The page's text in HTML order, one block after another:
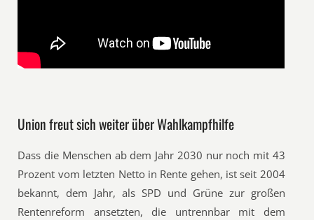
Union freut sich weiter über Wahlkampfhilfe
Dass die Menschen ab dem Jahr 2030 nur noch mit 43
Prozent vom letzten Netto in Rente gehen, ist seit 2004
bekannt, dem Jahr, als SPD und Grüne zur großen
Rentenreform ansetzten, die untrennbar mit dem